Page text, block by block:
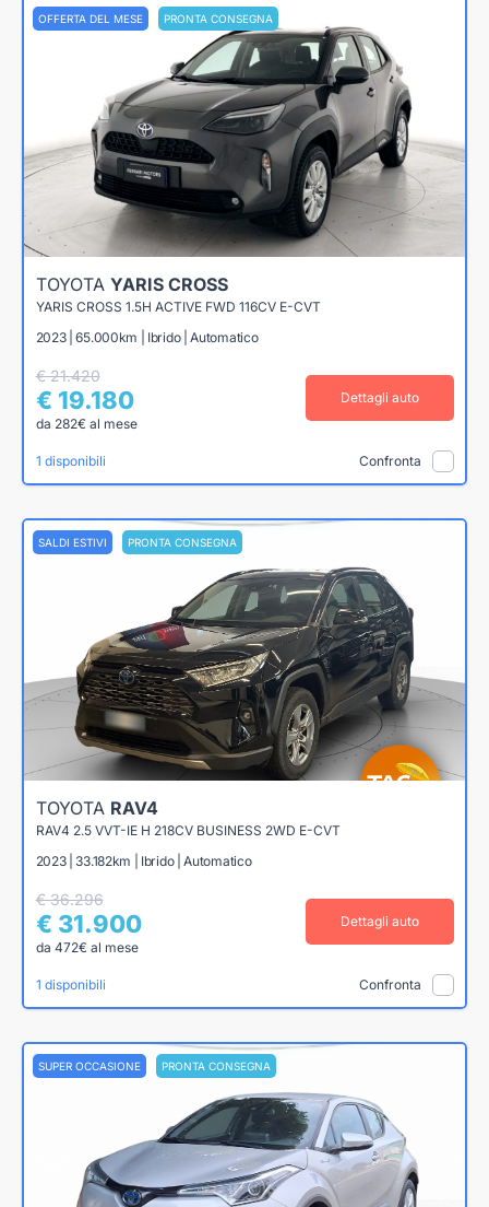
OFFERTA DEL MESE PRONTA CONSEGNA
TOYOTA YARIS CROSS
YARIS CROSS 1.5H ACTIVE FWD 116CV E-CVT
2023 | 65.000km | Ibrido | Automatico
€ 21.420
€ 19.180
da 282€ al mese
Dettagli auto
1 disponibili Confronta
SALDI ESTIVI PRONTA CONSEGNA
TOYOTA RAV4
RAV4 2.5 VVT-IE H 218CV BUSINESS 2WD E-CVT
2023 | 33.182km | Ibrido | Automatico
€ 36.296
€ 31.900
da 472€ al mese
Dettagli auto
1 disponibili Confronta
SUPER OCCASIONE PRONTA CONSEGNA